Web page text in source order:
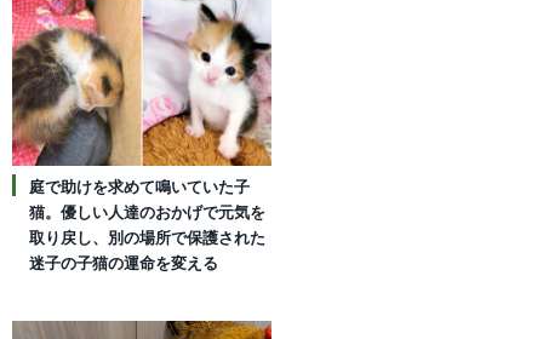
庭で助けを求めて鳴いていた子
猫。優しい人達のおかげで元気を
取り戻し、別の場所で保護された
迷子の子猫の運命を変える